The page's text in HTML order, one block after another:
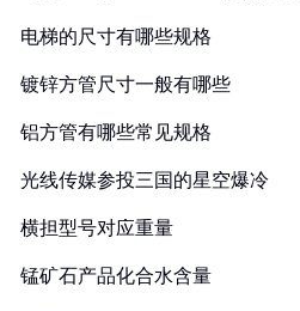
电梯的尺寸有哪些规格
镀锌方管尺寸一般有哪些
铝方管有哪些常见规格
光线传媒参投三国的星空爆冷
横担型号对应重量
锰矿石产品化合水含量